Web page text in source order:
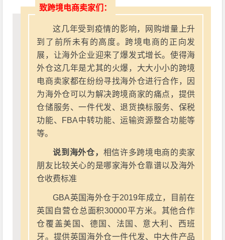
致跨境电商卖家们：
这几年受到疫情的影响，网购增量上升
到了前所未有的高度。跨境电商的正向发
展，让海外企业迎来了爆发式增长。使得海
外仓这几年是尤其的火爆，大大小小的跨境
电商卖家都在纷纷寻找海外仓进行合作，因
为海外仓可以为解决跨境商家的痛点，提供
仓储服务、一件代发、退货换标服务、保税
功能、FBA中转功能、运输资源整合功能等
等。
说到海外仓， 相信许多跨境电商的卖家
朋友比较关心的是哪家海外仓靠谱以及海外
仓收费标准
GBA英国海外仓于2019年成立，目前在
英国自营仓总面积30000平方米。其他合作
仓覆盖美国、德国、法国、意大利、西班
牙。提供英国海外仓一件代发、中大件产品